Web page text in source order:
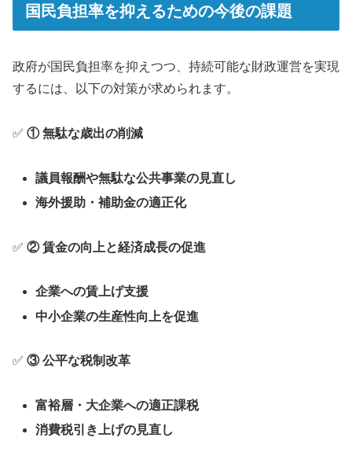
国民負担率を抑えるための今後の課題
政府が国民負担率を抑えつつ、持続可能な財政運営を実現
するには、以下の対策が求められます。
✅ ① 無駄な歳出の削減
議員報酬や無駄な公共事業の見直し
海外援助・補助金の適正化
✅ ② 賃金の向上と経済成長の促進
企業への賃上げ支援
中小企業の生産性向上を促進
✅ ③ 公平な税制改革
富裕層・大企業への適正課税
消費税引き上げの見直し